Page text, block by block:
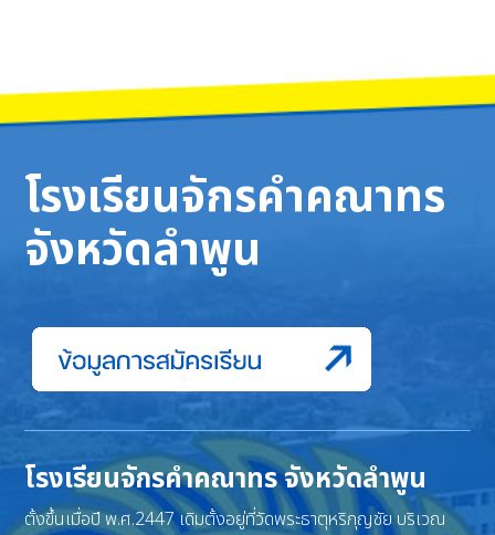
โรงเรียนจักรคำคณาทร
จังหวัดลำพูน
โรงเรียนจักรคำคณาทร จังหวัดลำพูน
ตั้งขึ้นเมื่อปี พ.ศ.2447 เดิมตั้งอยู่ที่วัดพระธาตุหริภุญชัย บริเวณ